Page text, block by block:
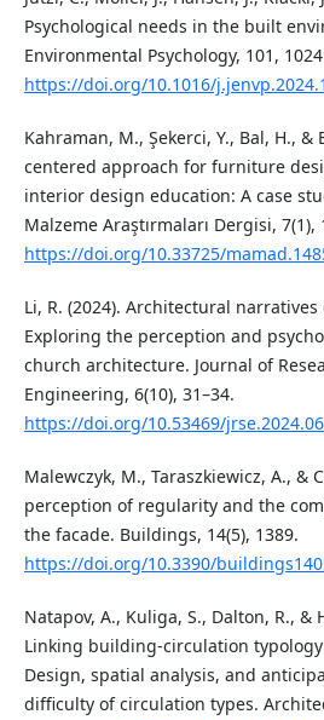
Psychological needs in the built
Environmental Psychology, 101,
https://doi.org/10.1016/
Kahraman, M., Şekerci, Y., Bal, H., &
centered approach for furniture
interior design education: A case
Malzeme Araştırmaları Dergisi, 7(1),
https://doi.org/10.33725/
Li, R. (2024). Architectural
Exploring the perception and
church architecture. Journal of
Engineering, 6(10), 31–34.
https://doi.org/10.53469/
Malewczyk, M., Taraszkiewicz, A., &
perception of regularity and the
the facade. Buildings, 14(5), 1389.
https://doi.org/10.3390/
Natapov, A., Kuliga, S., Dalton, R., &
Linking building-circulation
Design, spatial analysis, and
difficulty of circulation types.